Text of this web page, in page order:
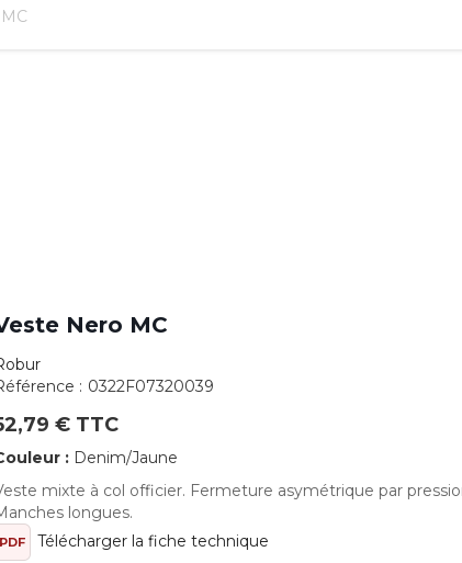
Nero MC
: 0322F07320039
€ TTC
: Denim/Jaune
mixte à col officier. Fermeture asymétrique par
longues.
PDF Télécharger la fiche technique